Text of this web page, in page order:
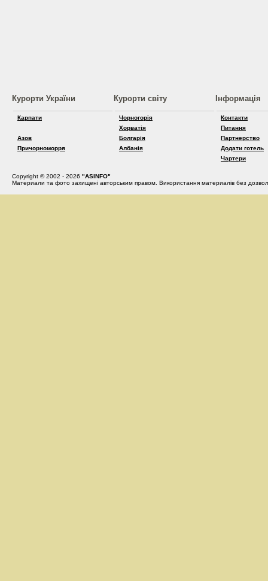
Курорти України
Карпати
Азов
Причорноморря
Курорти світу
Чорногорія
Хорватія
Болгарія
Албанія
Інформація
Контакти
Питання
Партнерство
Додати готель
Чартери
Copyright © 2002 - 2026 "ASINFO"
Материали та фото захищені авторським правом. Використання материалів без